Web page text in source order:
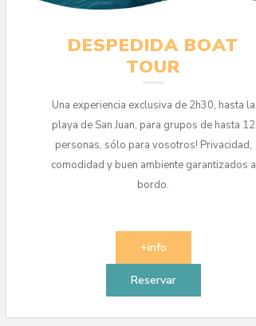
DESPEDIDA BOAT
TOUR
Una experiencia exclusiva de 2h30, hasta la
playa de San Juan, para grupos de hasta 12
personas, sólo para vosotros! Privacidad,
comodidad y buen ambiente garantizados a
bordo.
+info
Reservar